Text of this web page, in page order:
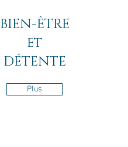
BIEN-ÊTRE
ET
DÉTENTE
Plus